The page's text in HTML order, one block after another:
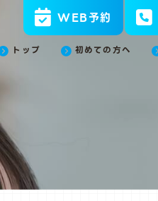
トップ 初めての方へ
WEB予約